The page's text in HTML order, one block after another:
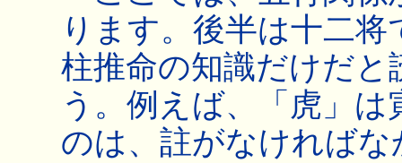
ります。後半は十二
柱推命の知識だけだ
う。例えば、「虎」
のは、註がなければ